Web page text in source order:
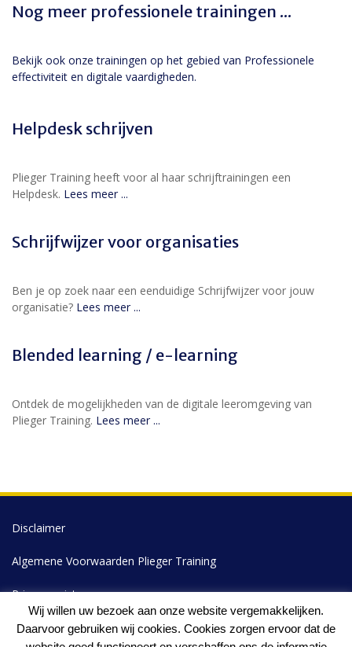
Nog meer professionele trainingen ...
Bekijk ook onze trainingen op het gebied van Professionele
effectiviteit en digitale vaardigheden.
Helpdesk schrijven
Plieger Training heeft voor al haar schrijftrainingen een
Helpdesk. Lees meer ...
Schrijfwijzer voor organisaties
Ben je op zoek naar een eenduidige Schrijfwijzer voor jouw
organisatie? Lees meer ...
Blended learning / e-learning
Ontdek de mogelijkheden van de digitale leeromgeving van
Plieger Training. Lees meer ...
Disclaimer
Algemene Voorwaarden Plieger Training
Privacyregister
Klachtenprocedure
Wij willen uw bezoek aan onze website vergemakkelijken.
Daarvoor gebruiken wij cookies. Cookies zorgen ervoor dat de